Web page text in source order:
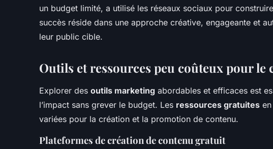
un budget limité, a utilisé les réseaux sociaux pour
succès réside dans une approche créative, engageante et
leur public cible.
Outils et ressources peu coûteux pour le
Explorer des outils marketing abordables et efficaces est
l’impact sans grever le budget. Les ressources gratuites
variées pour la création et la promotion de contenu.
Plateformes de création de contenu gratuit